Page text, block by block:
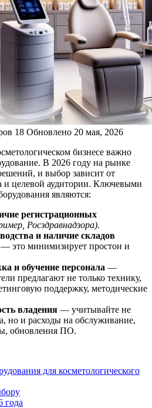
18 Обновлено 20 мая, 2026
бизнесе важно
В 2026 году на рынке
и выбор зависит от
и целевой аудитории. Ключевыми
являются:
регистрационных
Росздравнадзора).
и наличие складов
— это минимизирует простои и
и обучение персонала —
предлагают не только технику,
поддержку, методические
владения — учитывайте не
но и расходы на обслуживание,
обновления ПО.
для косметологического
года